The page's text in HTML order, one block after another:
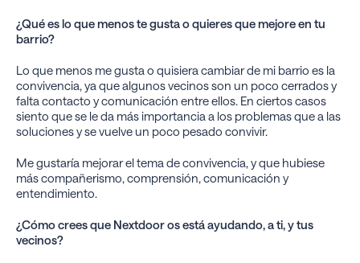
¿Qué es lo que menos te gusta o quieres que mejore en tu
barrio?
Lo que menos me gusta o quisiera cambiar de mi barrio es la
convivencia, ya que algunos vecinos son un poco cerrados y
falta contacto y comunicación entre ellos. En ciertos casos
siento que se le da más importancia a los problemas que a las
soluciones y se vuelve un poco pesado convivir.
Me gustaría mejorar el tema de convivencia, y que hubiese
más compañerismo, comprensión, comunicación y
entendimiento.
¿Cómo crees que Nextdoor os está ayudando, a ti, y tus
vecinos?